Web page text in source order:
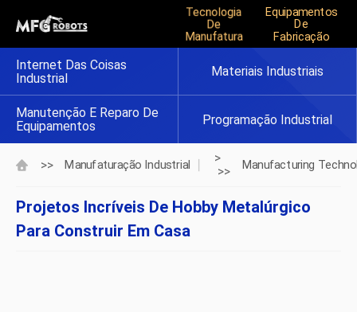
Tecnologia
De
Manufatura
Equipamentos
De
Fabricação
Internet Das Coisas
Industrial
Materiais Industriais
Manutenção E Reparo De
Equipamentos
Programação Industrial
>> Manufaturação Industrial
>
>>
Manufacturing
Projetos Incríveis De Hobby Metalúrgico
Para Construir Em Casa